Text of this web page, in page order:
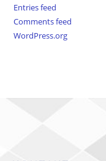
Entries feed
Comments feed
WordPress.org